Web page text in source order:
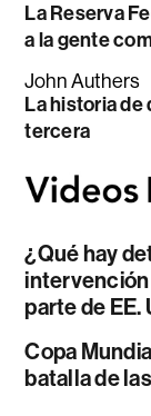
La Reserva
a la gente
John Authers
La historia de
tercera
¿Qué hay
intervención
parte de EE.
Copa
batalla de